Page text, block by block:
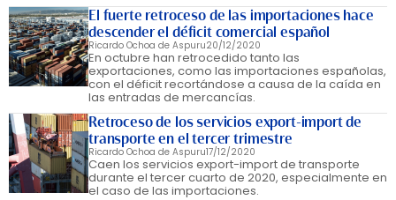
El fuerte retroceso de las importaciones hace
descender el déficit comercial español
Ricardo Ochoa de Aspuru20/12/2020
En octubre han retrocedido tanto las
exportaciones, como las importaciones españolas,
con el déficit recortándose a causa de la caída en
las entradas de mercancías.
Retroceso de los servicios export-import de
transporte en el tercer trimestre
Ricardo Ochoa de Aspuru17/12/2020
Caen los servicios export-import de transporte
durante el tercer cuarto de 2020, especialmente en
el caso de las importaciones.